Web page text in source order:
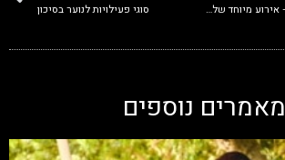
בר/בת מצווה בטבע – אירוע מיוחד של פעם בחיים סוגי פעילויות לנוער בסיכון
מאמרים נוספים